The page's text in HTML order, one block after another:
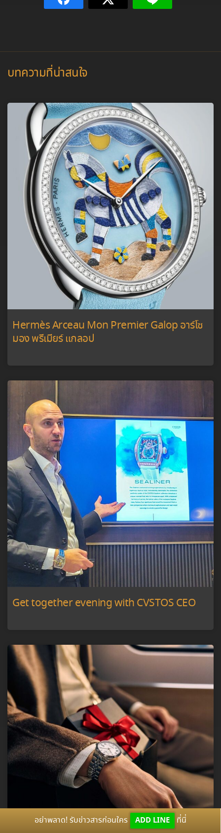
บทความที่น่าสนใจ
Hermès Arceau Mon Premier Galop อาร์โซ
มอง พรีเมียร์ แกลอป
Get together evening with CVSTOS CEO
อย่าพลาด! รับข่าวสารก่อนใคร ADD LINE ที่นี่